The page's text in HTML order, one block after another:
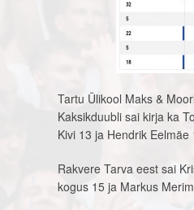
Tartu Ülikool Maks &
Kaksikduubli sai kirja ka
Kivi 13 ja Hendrik Eelmäe
Rakvere Tarva eest sai
kogus 15 ja Markus